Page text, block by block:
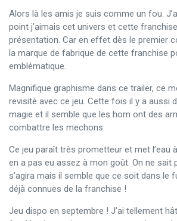
Alors là les amis je suis comme un fou.
point j’aimais cet univers et cette
présentation. Car en effet dès le premier
la marque de fabrique de cette franchise
emblématique.
Magnifique graphisme dans ce trailer, ce
revisité avec ce jeu. Cette fois il y a aussi
magie et il semble que les hom ont des
combattre les mechons.
Ce jeu paraît très prometteur et met l’eau
en a pas eu assez à mon goût. On ne sait
s’agira mais il semble que ce soit dans le
déjà connues de la franchise !
Jeu dispo en septembre ! J’ai tellement